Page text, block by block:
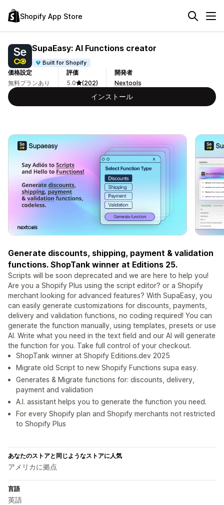
Shopify App Store
SupaEasy: AI Functions creator
Built for Shopify
価格設定
無料プランあり
評価
5.0
(202)
開発者
Nextools
インストール
Generate discounts, shipping, payment & validation
functions. ShopTank winner at Editions 25.
Scripts will be soon deprecated and we are here to help you!
Are you a Shopify Plus using the script editor? or a Shopify
merchant looking for advanced features? With SupaEasy, you
can easily generate customizations for discounts, payments,
delivery and validation functions, no coding required! You can
generate the function manually, using templates, presets or use
AI. Write what you need in the text field and our AI will generate
the function for you. Take full control of your checkout.
ShopTank winner at Shopify Editions.dev 2025
Migrate old Script to new Shopify Functions supa easy.
Generates & Migrate functions for: discounts, delivery,
payment and validation
A.I. assistant helps you to generate the function you need.
For every Shopify plan and Shopify merchants not restricted
to Shopify Plus
あなたのストアと同じようなストアに人気
アメリカに拠点
言語
英語